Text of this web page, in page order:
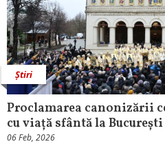
Știri
Proclamarea canonizării
cu viață sfântă la București
06 Feb, 2026